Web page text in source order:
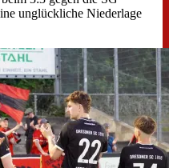
unglückliche Niederlage